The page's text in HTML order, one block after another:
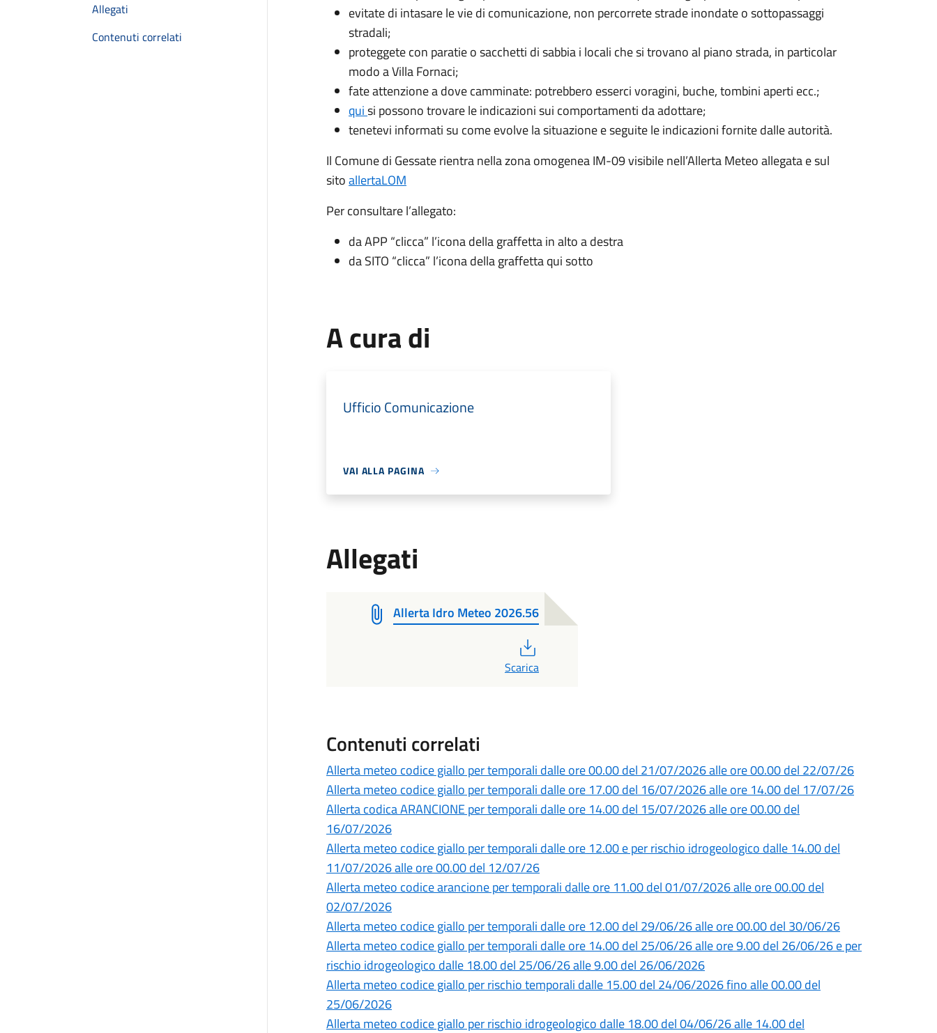
Allegati
Contenuti correlati
evitate di intasare le vie di comunicazione, non percorrete strade inondate o sottopassaggi
stradali;
proteggete con paratie o sacchetti di sabbia i locali che si trovano al piano strada, in particolar
modo a Villa Fornaci;
fate attenzione a dove camminate: potrebbero esserci voragini, buche, tombini aperti ecc.;
quisi possono trovare le indicazioni sui comportamenti da adottare;
tenetevi informati su come evolve la situazione e seguite le indicazioni fornite dalle autorità.
Il Comune di Gessate rientra nella zona omogenea IM-09 visibile nell’Allerta Meteo allegata e sul
sitoallertaLOM
Per consultare l’allegato:
da APP “clicca” l’icona della graffetta in alto a destra
da SITO “clicca” l’icona della graffetta qui sotto
A cura di
Ufficio Comunicazione
VAI ALLA PAGINA
Allegati
Allerta Idro Meteo 2026.56
Scarica
Contenuti correlati
Allerta meteo codice giallo per temporali dalle ore 00.00 del 21/07/2026 alle ore 00.00 del 22/07/26
Allerta meteo codice giallo per temporali dalle ore 17.00 del 16/07/2026 alle ore 14.00 del 17/07/26
Allerta codica ARANCIONE per temporali dalle ore 14.00 del 15/07/2026 alle ore 00.00 del
16/07/2026
Allerta meteo codice giallo per temporali dalle ore 12.00 e per rischio idrogeologico dalle 14.00 del
11/07/2026 alle ore 00.00 del 12/07/26
Allerta meteo codice arancione per temporali dalle ore 11.00 del 01/07/2026 alle ore 00.00 del
02/07/2026
Allerta meteo codice giallo per temporali dalle ore 12.00 del 29/06/26 alle ore 00.00 del 30/06/26
Allerta meteo codice giallo per temporali dalle ore 14.00 del 25/06/26 alle ore 9.00 del 26/06/26 e per
rischio idrogeologico dalle 18.00 del 25/06/26 alle 9.00 del 26/06/2026
Allerta meteo codice giallo per rischio temporali dalle 15.00 del 24/06/2026 fino alle 00.00 del
25/06/2026
Allerta meteo codice giallo per rischio idrogeologico dalle 18.00 del 04/06/26 alle 14.00 del